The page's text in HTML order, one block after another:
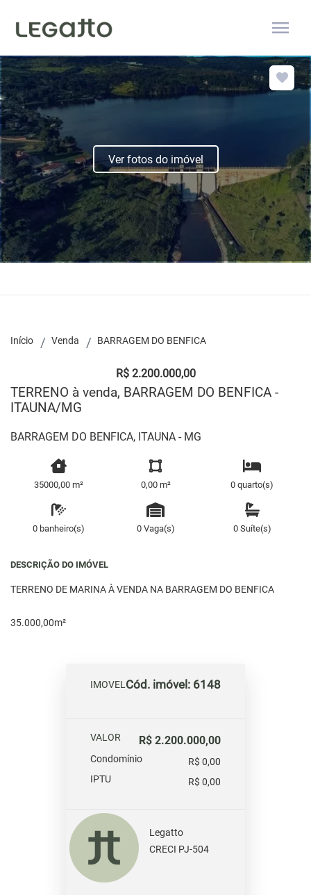
menu
Ver fotos do imóvel
Início Venda BARRAGEM DO BENFICA
R$ 2.200.000,00
TERRENO à venda, BARRAGEM DO BENFICA -
ITAUNA/MG
BARRAGEM DO BENFICA, ITAUNA - MG
35000,00 m² 0,00 m² 0 quarto(s)
0 banheiro(s) 0 Vaga(s) 0 Suíte(s)
DESCRIÇÃO DO IMÓVEL
TERRENO DE MARINA À VENDA NA BARRAGEM DO BENFICA
35.000,00m²
IMOVELCód. imóvel: 6148
VALOR R$ 2.200.000,00
Condomínio
R$ 0,00
IPTU
R$ 0,00
Legatto
CRECI PJ-504